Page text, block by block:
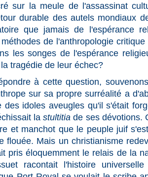
sur la meule de l'assassinat
durable des autels mondiaux
que jamais de l'espérance
de l'anthropologie
les songes de l'espérance
tragédie de leur échec?
à cette question,
sur sa propre surréalité a
des idoles aveugles qu'il s'était
la stultitia de ses dévotions.
et manchot que le peuple juif
flouée. Mais un christianisme
pris éloquemment le relais de la
racontait l'histoire